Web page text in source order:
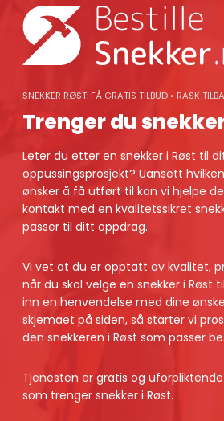
content
SNEKKER RØST: FÅ GRATIS TILBUD • RASK
Trenger du
Leter du etter en snekker i Røst til
oppussingsprosjekt? Uansett
ønsker å få utført til kan vi hjelpe
kontakt med en kvalitetssikret
passer til ditt oppdrag.
Vi vet at du er opptatt av kvalitet,
når du skal velge en snekker i Røst
inn en henvendelse med dine
skjemaet på siden, så starter vi
den snekkeren i Røst som passer
Tjenesten er gratis og
som trenger snekker i Røst.